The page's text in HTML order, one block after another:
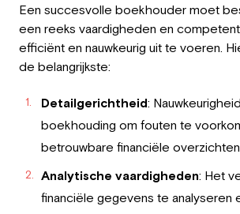
Een succesvolle boekhouder moet
een reeks vaardigheden en
efficiënt en nauwkeurig uit te voeren.
de belangrijkste:
Detailgerichtheid:
boekhouding om fouten te
betrouwbare financiële
Analytische vaardigheden: Het
financiële gegevens te analyseren